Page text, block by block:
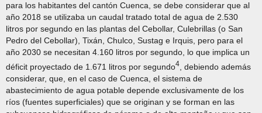
para los habitantes del cantón Cuenca, se debe considerar que al
año 2018 se utilizaba un caudal tratado total de agua de 2.530
litros por segundo en las plantas del Cebollar, Culebrillas (o San
Pedro del Cebollar), Tixán, Chulco, Sustag e Irquis, pero para el
año 2030 se necesitan 4.160 litros por segundo, lo que implica un
déficit proyectado de 1.671 litros por segundo4
, debiendo además
considerar, que, en el caso de Cuenca, el sistema de
abastecimiento de agua potable depende exclusivamente de los
ríos (fuentes superficiales) que se originan y se forman en las